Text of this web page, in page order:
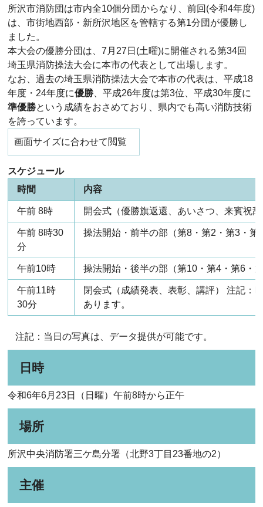
所沢市消防団は市内全10個分団からなり、前回(令和4年度)
は、市街地西部・新所沢地区を管轄する第1分団が優勝し
ました。
本大会の優勝分団は、7月27日(土曜)に開催される第34回
埼玉県消防操法大会に本市の代表として出場します。
なお、過去の埼玉県消防操法大会で本市の代表は、平成18
年度・24年度に優勝 、平成26年度は第3位、平成30年度に
準優勝という成績をおさめており、県内でも高い消防技術
を誇っています。
画面サイズに合わせて閲覧
スケジュール
時間
内容
午前 8時 開会式（優勝旗返還、あいさつ、来賓祝
午前 8時30
分
操法開始・前半の部（第8・第2・第3・第
午前10時 操法開始・後半の部（第10・第4・第6・
午前11時
30分
閉会式（成績発表、表彰、講評） 注記：
あります。
注記：当日の写真は、データ提供が可能です。
日時
令和6年6月23日（日曜）午前8時から正午
場所
所沢中央消防署三ケ島分署（北野3丁目23番地の2）
主催